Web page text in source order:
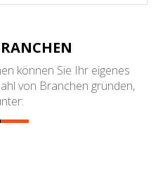
können Sie Ihr eigenes
von Branchen gründen,